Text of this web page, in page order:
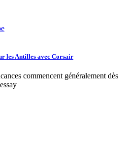
les Antilles avec Corsair
commencent généralement dès